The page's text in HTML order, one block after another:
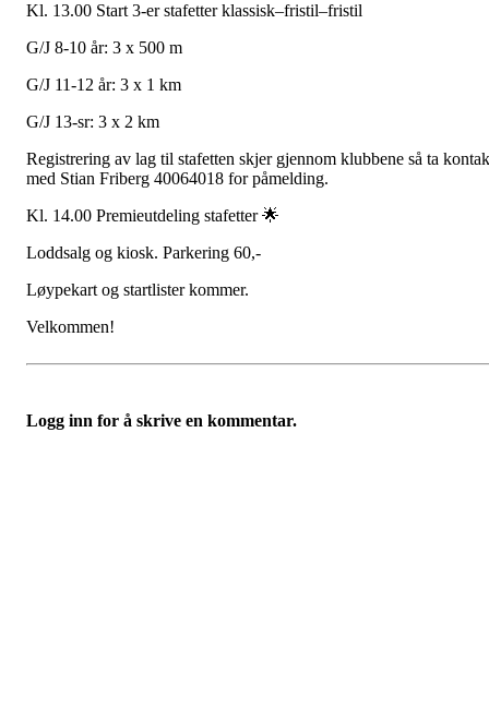
Kl. 13.00 Start 3-er stafetter klassisk–fristil–fristil
G/J 8-10 år: 3 x 500 m
G/J 11-12 år: 3 x 1 km
G/J 13-sr: 3 x 2 km
Registrering av lag til stafetten skjer gjennom klubbene så ta
med Stian Friberg 40064018 for påmelding.
Kl. 14.00 Premieutdeling stafetter 🌟
Loddsalg og kiosk. Parkering 60,-
Løypekart og startlister kommer.
Velkommen!
Logg inn for å skrive en kommentar.